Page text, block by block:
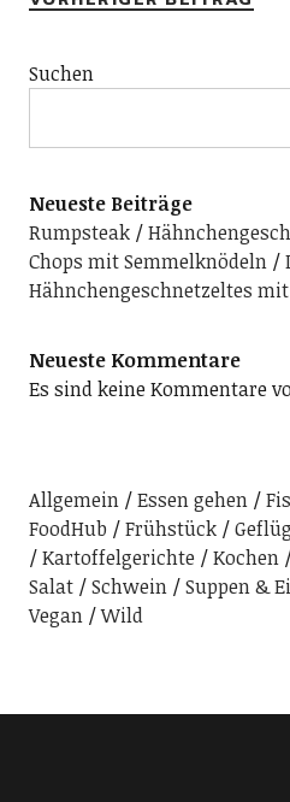
Suchen
Neueste Beiträge
Rumpsteak
Chops mit Semmelknödeln
Hähnchengeschnetzeltes
Neueste Kommentare
Es sind keine Kommentare
Allgemein Essen gehen
FoodHub
Frühstück
Kartoffelgerichte
Kochen
Salat
Schwein Suppen &
Vegan
Wild